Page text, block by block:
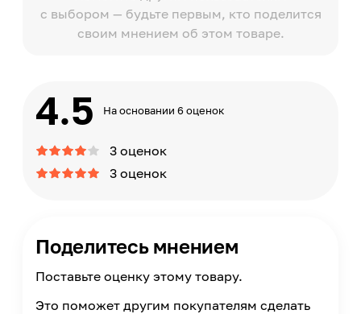
с выбором — будьте первым, кто поделится
своим мнением об этом товаре.
4.5 На основании 6 оценок
3 оценок
3 оценок
Поделитесь мнением
Поставьте оценку этому товару.
Это поможет другим покупателям сделать